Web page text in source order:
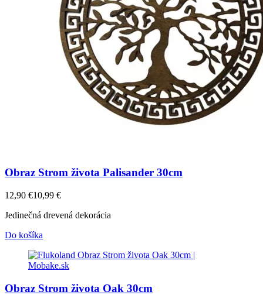
Obraz Strom života Palisander 30cm
12,90 €10,99 €
Jedinečná drevená dekorácia
Do košíka
Obraz Strom života Oak 30cm